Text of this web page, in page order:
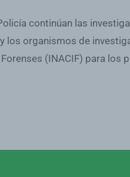
continúan las
los organismos de
(INACIF) para